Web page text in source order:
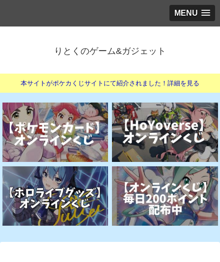
MENU
りとくのゲーム&ガジェット
本サイトがポケカくじサイトにて紹介されました！詳細を見る